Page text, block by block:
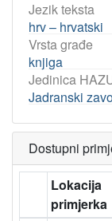
Jezik teksta
hrv – hrvatski
Vrsta građe
knjiga
Jedinica
Jadranski
Dostupni
Lokacija
primjerka